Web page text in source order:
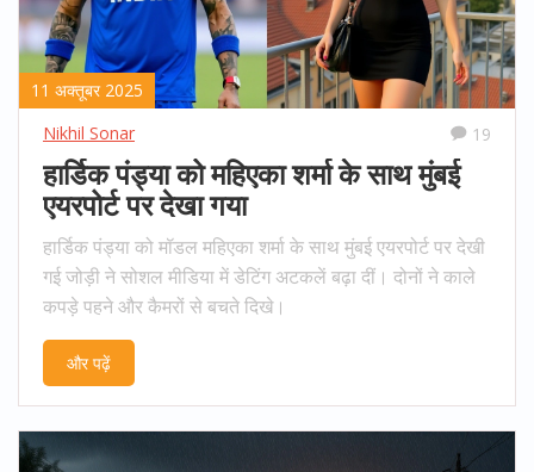
11 अक्तूबर 2025
Nikhil Sonar
19
हार्डिक पंड्या को महिएका शर्मा के साथ मुंबई
एयरपोर्ट पर देखा गया
हार्डिक पंड्या को मॉडल महिएका शर्मा के साथ मुंबई एयरपोर्ट पर देखी
गई जोड़ी ने सोशल मीडिया में डेटिंग अटकलें बढ़ा दीं। दोनों ने काले
कपड़े पहने और कैमरों से बचते दिखे।
और पढ़ें